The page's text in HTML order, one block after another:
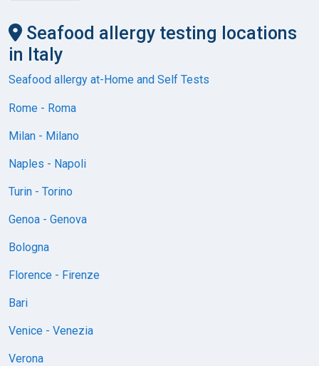
Seafood allergy testing locations
in Italy
Seafood allergy at-Home and Self Tests
Rome - Roma
Milan - Milano
Naples - Napoli
Turin - Torino
Genoa - Genova
Bologna
Florence - Firenze
Bari
Venice - Venezia
Verona